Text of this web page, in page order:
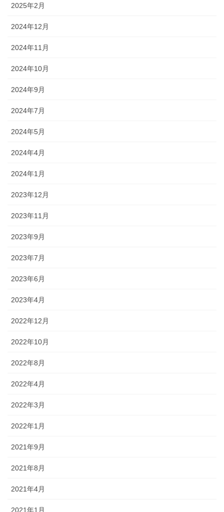
2025年2月
2024年12月
2024年11月
2024年10月
2024年9月
2024年7月
2024年5月
2024年4月
2024年1月
2023年12月
2023年11月
2023年9月
2023年7月
2023年6月
2023年4月
2022年12月
2022年10月
2022年8月
2022年4月
2022年3月
2022年1月
2021年9月
2021年8月
2021年4月
2021年1月